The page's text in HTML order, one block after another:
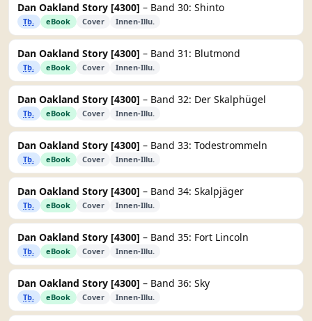
Dan Oakland Story [4300] – Band 30: Shinto
Tb. eBook Cover Innen-Illu.
Dan Oakland Story [4300] – Band 31: Blutmond
Tb. eBook Cover Innen-Illu.
Dan Oakland Story [4300] – Band 32: Der Skalphügel
Tb. eBook Cover Innen-Illu.
Dan Oakland Story [4300] – Band 33: Todestrommeln
Tb. eBook Cover Innen-Illu.
Dan Oakland Story [4300] – Band 34: Skalpjäger
Tb. eBook Cover Innen-Illu.
Dan Oakland Story [4300] – Band 35: Fort Lincoln
Tb. eBook Cover Innen-Illu.
Dan Oakland Story [4300] – Band 36: Sky
Tb. eBook Cover Innen-Illu.